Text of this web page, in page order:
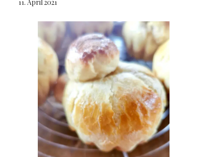
11. April 2021